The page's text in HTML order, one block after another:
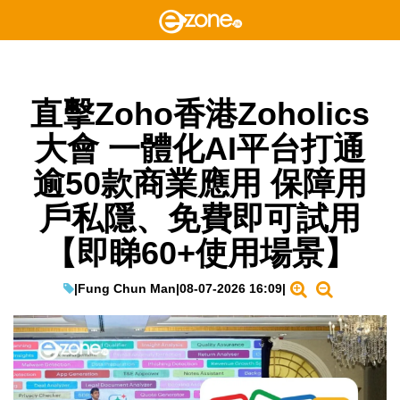
直擊Zoho香港Zoholics
大會 一體化AI平台打通
逾50款商業應用 保障用
戶私隱、免費即可試用
【即睇60+使用場景】
|Fung Chun Man|08-07-2026 16:09|